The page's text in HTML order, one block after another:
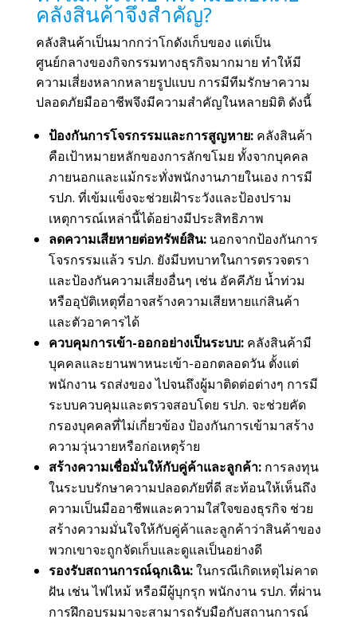
คลังสินค้าจึงสำคัญ?
คลังสินค้าเป็นมากกว่าโกดังเก็บของ แต่เป็น
ศูนย์กลางของกิจกรรมทางธุรกิจมากมาย ทำให้มี
ความเสี่ยงหลากหลายรูปแบบ การมีทีมรักษาความ
ปลอดภัยมืออาชีพจึงมีความสำคัญในหลายมิติ ดังนี้
ป้องกันการโจรกรรมและการสูญหาย:คลังสินค้า
คือเป้าหมายหลักของการลักขโมย ทั้งจากบุคคล
ภายนอกและแม้กระทั่งพนักงานภายในเอง การมี
รปภ. ที่เข้มแข็งจะช่วยเฝ้าระวังและป้องปราม
เหตุการณ์เหล่านี้ได้อย่างมีประสิทธิภาพ
ลดความเสียหายต่อทรัพย์สิน:นอกจากป้องกันการ
โจรกรรมแล้ว รปภ. ยังมีบทบาทในการตรวจตรา
และป้องกันความเสี่ยงอื่นๆ เช่น อัคคีภัย น้ำท่วม
หรืออุบัติเหตุที่อาจสร้างความเสียหายแก่สินค้า
และตัวอาคารได้
ควบคุมการเข้า-ออกอย่างเป็นระบบ:คลังสินค้ามี
บุคคลและยานพาหนะเข้า-ออกตลอดวัน ตั้งแต่
พนักงาน รถส่งของ ไปจนถึงผู้มาติดต่อต่างๆ การมี
ระบบควบคุมและตรวจสอบโดย รปภ. จะช่วยคัด
กรองบุคคลที่ไม่เกี่ยวข้อง ป้องกันการเข้ามาสร้าง
ความวุ่นวายหรือก่อเหตุร้าย
สร้างความเชื่อมั่นให้กับคู่ค้าและลูกค้า:การลงทุน
ในระบบรักษาความปลอดภัยที่ดี สะท้อนให้เห็นถึง
ความเป็นมืออาชีพและความใส่ใจของธุรกิจ ช่วย
สร้างความมั่นใจให้กับคู่ค้าและลูกค้าว่าสินค้าของ
พวกเขาจะถูกจัดเก็บและดูแลเป็นอย่างดี
รองรับสถานการณ์ฉุกเฉิน:ในกรณีเกิดเหตุไม่คาด
ฝัน เช่น ไฟไหม้ หรือมีผู้บุกรุก พนักงาน รปภ. ที่ผ่าน
การฝึกอบรมมาจะสามารถรับมือกับสถานการณ์